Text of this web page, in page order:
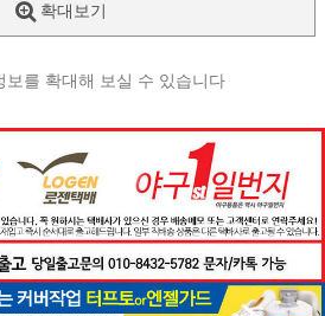
확대보기
보를 확대해 보실 수 있습니다